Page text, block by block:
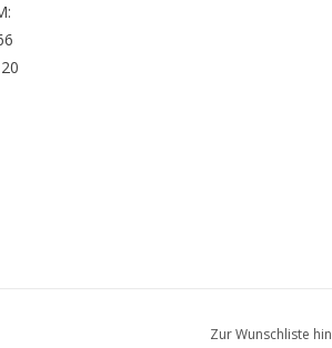
Zur Wunschliste